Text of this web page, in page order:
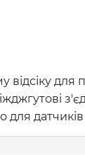
для
для